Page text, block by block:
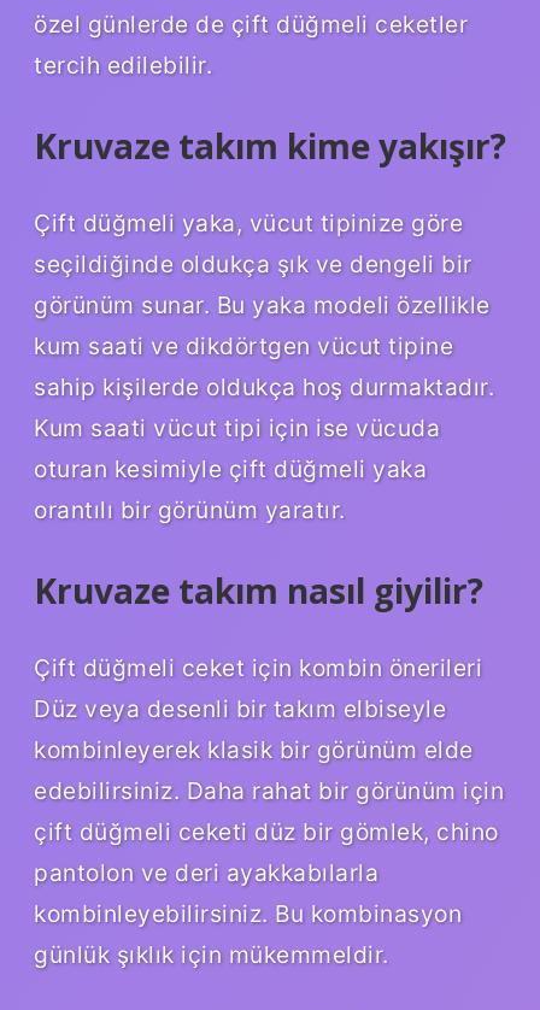
özel günlerde de çift düğmeli ceketler
tercih edilebilir.
Kruvaze takım kime yakışır?
Çift düğmeli yaka, vücut tipinize göre
seçildiğinde oldukça şık ve dengeli bir
görünüm sunar. Bu yaka modeli özellikle
kum saati ve dikdörtgen vücut tipine
sahip kişilerde oldukça hoş durmaktadır.
Kum saati vücut tipi için ise vücuda
oturan kesimiyle çift düğmeli yaka
orantılı bir görünüm yaratır.
Kruvaze takım nasıl giyilir?
Çift düğmeli ceket için kombin önerileri
Düz veya desenli bir takım elbiseyle
kombinleyerek klasik bir görünüm elde
edebilirsiniz. Daha rahat bir görünüm için
çift düğmeli ceketi düz bir gömlek, chino
pantolon ve deri ayakkabılarla
kombinleyebilirsiniz. Bu kombinasyon
günlük şıklık için mükemmeldir.